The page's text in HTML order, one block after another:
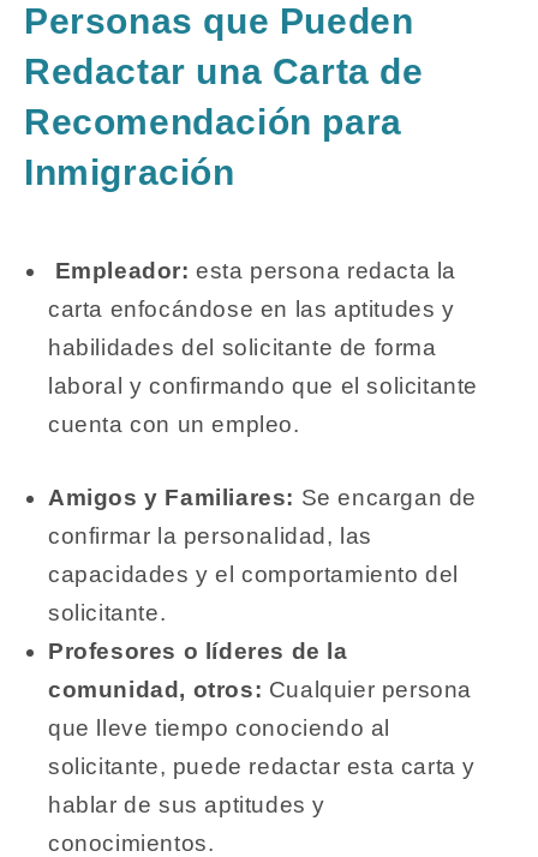
Personas que Pueden
Redactar una Carta de
Recomendación para
Inmigración
Empleador:esta persona redacta la
carta enfocándose en las aptitudes y
habilidades del solicitante de forma
laboral y confirmando que el solicitante
cuenta con un empleo.
Amigos y Familiares: Se encargan de
confirmar la personalidad, las
capacidades y el comportamiento del
solicitante.
Profesores o líderes de la
comunidad, otros: Cualquier persona
que lleve tiempo conociendo al
solicitante, puede redactar esta carta y
hablar de sus aptitudes y
conocimientos.